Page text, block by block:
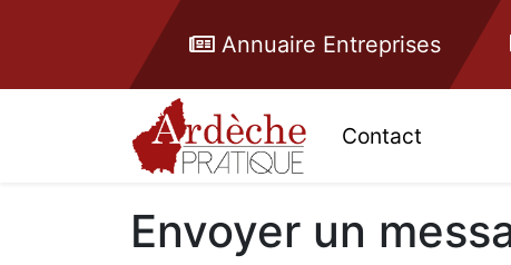
Annuaire Entreprises
Contact
Envoyer un